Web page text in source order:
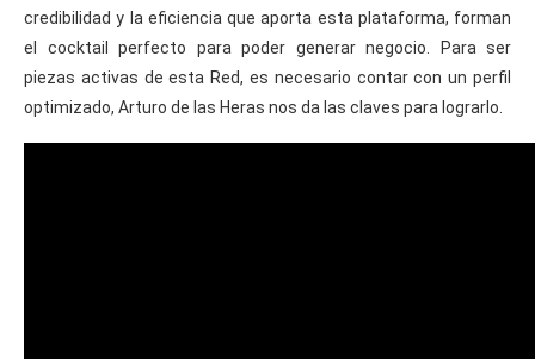
credibilidad y la eficiencia que aporta esta plataforma, forman
el cocktail perfecto para poder generar negocio. Para ser
piezas activas de esta Red, es necesario contar con un perfil
optimizado, Arturo de las Heras nos da las claves para lograrlo.